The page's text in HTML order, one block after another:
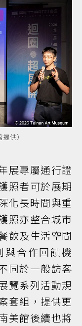
供）
展專屬通行證
照者可於展期
化長時間與重
照亦整合城市
飲及生活空間
與合作回饋機
同於一般訪客
覽系列活動規
套組，提供更
美館後續也將